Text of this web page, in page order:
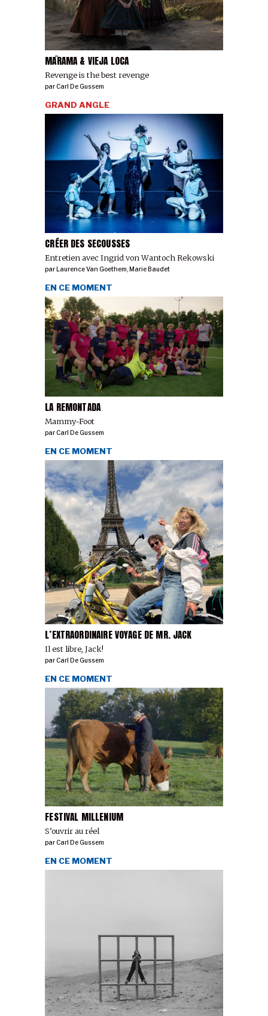
MĀRAMA & VIEJA LOCA
Revenge is the best revenge
parCarl De Gussem
CRÉER DES SECOUSSES
Entretien avec Ingrid von Wantoch Rekowski
GRAND ANGLE
parLaurence Van Goethem,Marie Baudet
LA REMONTADA
Mammy-Foot
EN CE MOMENT
parCarl De Gussem
L’EXTRAORDINAIRE VOYAGE DE MR. JACK
Il est libre, Jack!
EN CE MOMENT
parCarl De Gussem
FESTIVAL MILLENIUM
S’ouvrir au réel
EN CE MOMENT
parCarl De Gussem
EN CE MOMENT